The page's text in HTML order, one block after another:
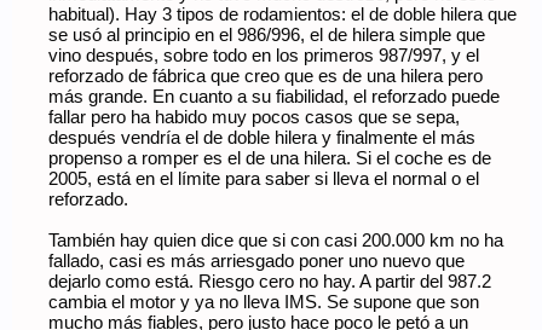
habitual). Hay 3 tipos de rodamientos: el de doble hilera que
se usó al principio en el 986/996, el de hilera simple que
vino después, sobre todo en los primeros 987/997, y el
reforzado de fábrica que creo que es de una hilera pero
más grande. En cuanto a su fiabilidad, el reforzado puede
fallar pero ha habido muy pocos casos que se sepa,
después vendría el de doble hilera y finalmente el más
propenso a romper es el de una hilera. Si el coche es de
2005, está en el límite para saber si lleva el normal o el
reforzado.
También hay quien dice que si con casi 200.000 km no ha
fallado, casi es más arriesgado poner uno nuevo que
dejarlo como está. Riesgo cero no hay. A partir del 987.2
cambia el motor y ya no lleva IMS. Se supone que son
mucho más fiables, pero justo hace poco le petó a un